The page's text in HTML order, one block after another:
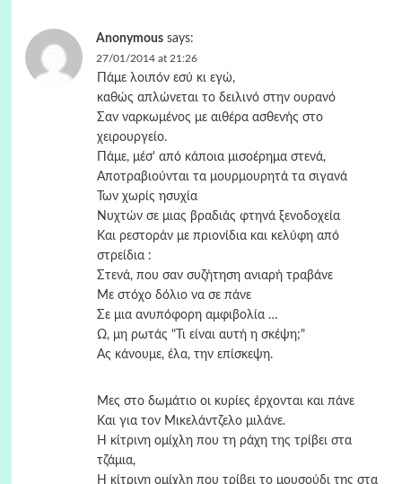
Anonymous says:
27/01/2014 at 21:26
Πάμε λοιπόν εσύ κι εγώ,
καθώς απλώνεται το δειλινό στην ουρανό
Σαν ναρκωμένος με αιθέρα ασθενής στο
χειρουργείο.
Πάμε, μέσ' από κάποια μισοέρημα στενά,
Αποτραβιούνται τα μουρμουρητά τα σιγανά
Των χωρίς ησυχία
Νυχτών σε μιας βραδιάς φτηνά ξενοδοχεία
Και ρεστοράν με πριονίδια και κελύφη από
στρείδια :
Στενά, που σαν συζήτηση ανιαρή τραβάνε
Με στόχο δόλιο να σε πάνε
Σε μια ανυπόφορη αμφιβολία …
Ω, μη ρωτάς "Τι είναι αυτή η σκέψη;"
Ας κάνουμε, έλα, την επίσκεψη.
Μες στο δωμάτιο οι κυρίες έρχονται και πάνε
Και για τον Μικελάντζελο μιλάνε.
Η κίτρινη ομίχλη που τη ράχη της τρίβει στα
τζάμια,
Η κίτρινη ομίχλη που τρίβει το μουσούδι της στα